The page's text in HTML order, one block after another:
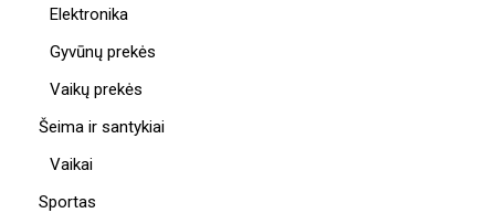
Elektronika
Gyvūnų prekės
Vaikų prekės
Šeima ir santykiai
Vaikai
Sportas